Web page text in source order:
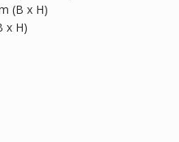
(B x H)
x H)